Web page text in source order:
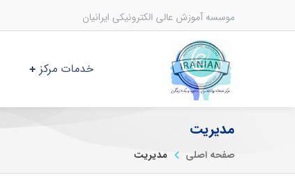
موسسه آموزش عالی الکترونیکی ایرانیان
خدمات مرکز
مدیریت
صفحه اصلی مدیریت